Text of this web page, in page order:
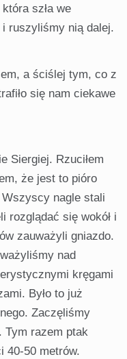
szła we
i ruszyliśmy nią dalej.
a ściślej tym, co z
się nam ciekawe
Siergiej. Rzuciłem
że jest to pióro
nagle stali
rozglądać się wokół i
zauważyli gniazdo.
nad
kręgami
Było to już
Za­częliśmy
Tym razem ptak
40-50 metrów.